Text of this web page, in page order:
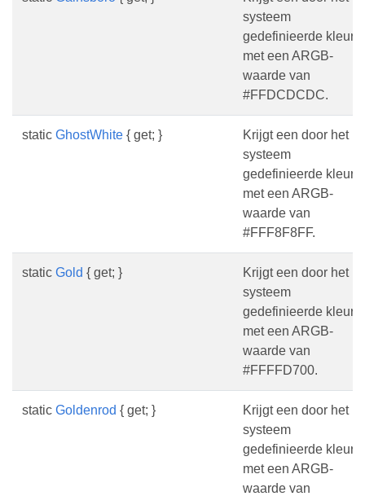
systeem
gedefinieerde kleur
met een ARGB-
waarde van
#FFDCDCDC.
static GhostWhite { get; }
Krijgt een door het
systeem
gedefinieerde kleur
met een ARGB-
waarde van
#FFF8F8FF.
static Gold { get; }
Krijgt een door het
systeem
gedefinieerde kleur
met een ARGB-
waarde van
#FFFFD700.
static Goldenrod { get; }
Krijgt een door het
systeem
gedefinieerde kleur
met een ARGB-
waarde van